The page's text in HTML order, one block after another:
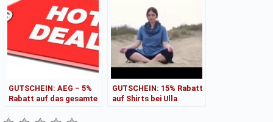
GUTSCHEIN: AEG – 5%
Rabatt auf das gesamte
GUTSCHEIN: 15% Rabatt
auf Shirts bei Ulla